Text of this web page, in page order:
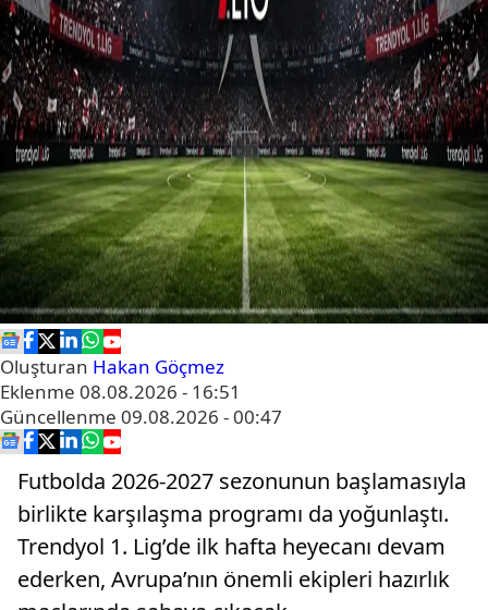
Oluşturan Hakan Göçmez
Eklenme 08.08.2026 - 16:51
Güncellenme 09.08.2026 - 00:47
Futbolda 2026-2027 sezonunun başlamasıyla
birlikte karşılaşma programı da yoğunlaştı.
Trendyol 1. Lig’de ilk hafta heyecanı devam
ederken, Avrupa’nın önemli ekipleri hazırlık